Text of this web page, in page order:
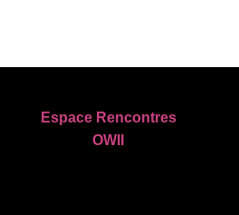
Espace Rencontres
OWII